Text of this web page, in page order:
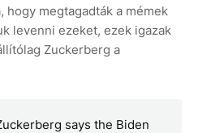
megtagadták a mémek
levenni ezeket, ezek igazak
Zuckerberg a
says the Biden